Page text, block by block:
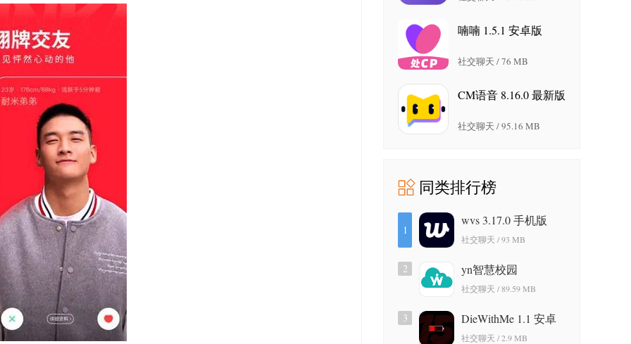
喃喃 1.5.1 安卓版
社交聊天 / 76 MB
CM语音 8.16.0 最新版
社交聊天 / 95.16 MB
同类排行榜
1
wvs 3.17.0 手机版
社交聊天 / 93 MB
2
yn智慧校园
1002510303 安卓版
社交聊天 / 89.59 MB
3
DieWithMe 1.1 安卓
版
社交聊天 / 2.9 MB